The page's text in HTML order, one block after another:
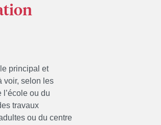
principal et
voir, selon les
ou du
travaux
ou du centre